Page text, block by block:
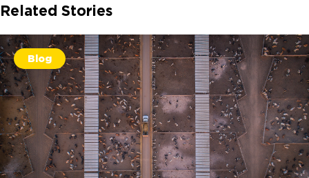
Related Stories
Blog